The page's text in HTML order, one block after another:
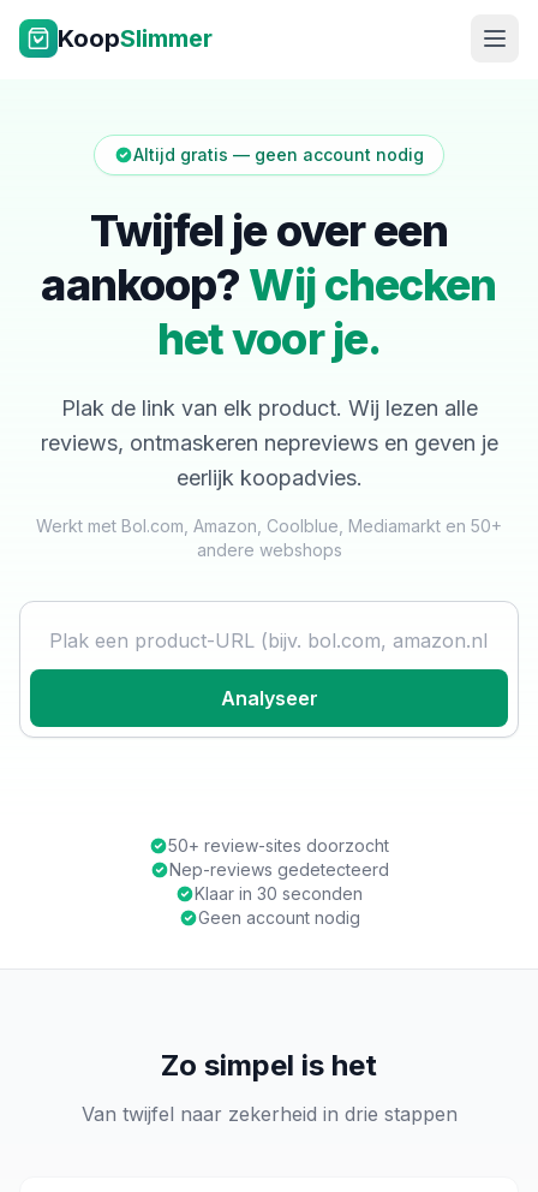
Ga naar inhoud
KoopSlimmer
NL|EN
Altijd gratis — geen account nodig
Twijfel je over een
aankoop? Wij checken
het voor je.
Plak de link van elk product. Wij lezen alle
reviews, ontmaskeren nepreviews en geven je
eerlijk koopadvies.
Werkt met Bol.com, Amazon, Coolblue, Mediamarkt en 50+
andere webshops
Analyseer
50+ review-sites doorzocht
Nep-reviews gedetecteerd
Klaar in 30 seconden
Geen account nodig
Zo simpel is het
Van twijfel naar zekerheid in drie stappen